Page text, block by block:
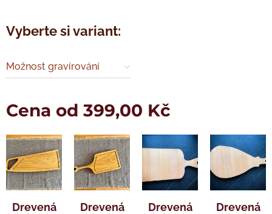
Vyberte si variant:
Možnost gravírování
Cena od 399,00 Kč
Drevená
Drevená
Drevená
Drevená